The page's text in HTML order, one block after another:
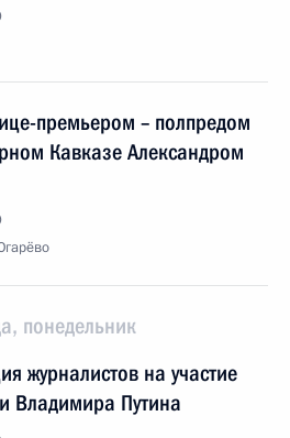
премьером – полпредом
Кавказе Александром
понедельник
журналистов на участие
Владимира Путина